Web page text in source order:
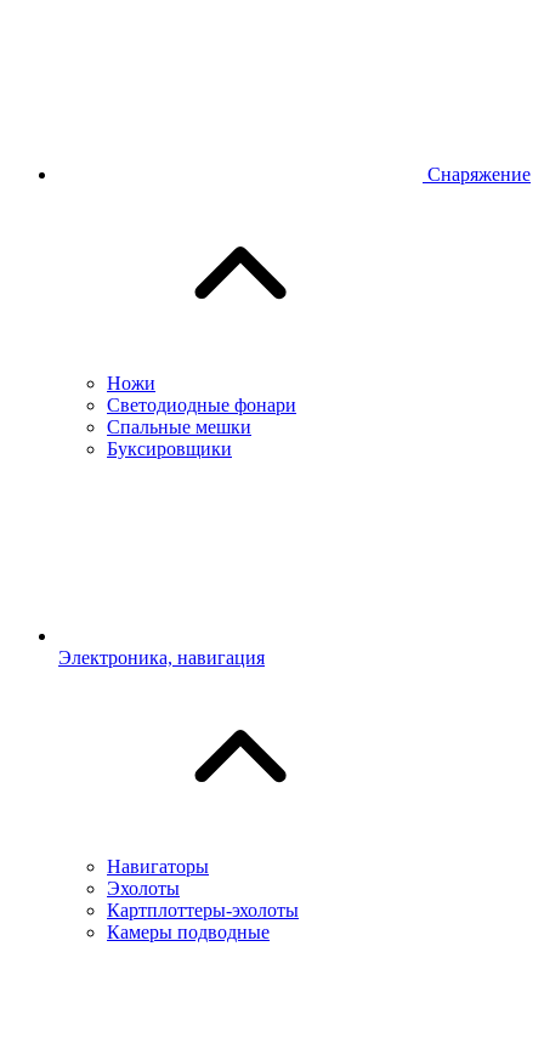
Снаряжение
Ножи
Светодиодные фонари
Спальные мешки
Буксировщики
Электроника, навигация
Навигаторы
Эхолоты
Картплоттеры-эхолоты
Камеры подводные